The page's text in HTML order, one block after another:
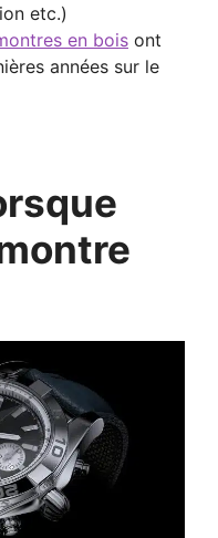
etc.)
en bois ont
années sur le